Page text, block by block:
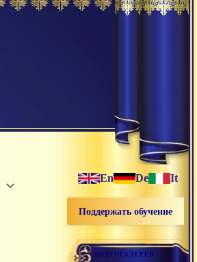
En De It
Поддержать обучение
ВИДЕОГАЛЕРЕЯ